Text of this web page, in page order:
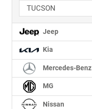
TUCSON
Jeep
Kia
Mercedes-Benz
MG
Nissan